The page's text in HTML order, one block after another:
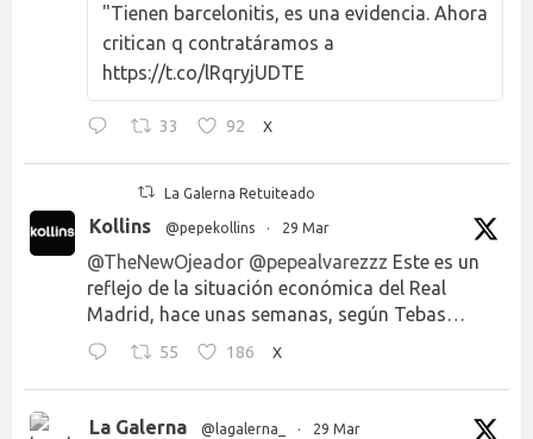
"Tienen barcelonitis, es una evidencia. Ahora
critican q contratáramos a
https://t.co/lRqryjUDTE
33 92 X
La Galerna Retuiteado
Kollins @pepekollins · 29 Mar
@TheNewOjeador @pepealvarezzz Este es un
reflejo de la situación económica del Real
Madrid, hace unas semanas, según Tebas…
55 186 X
La Galerna @lagalerna_ · 29 Mar